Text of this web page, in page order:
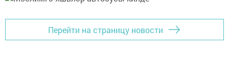
Перейти на страницу новости